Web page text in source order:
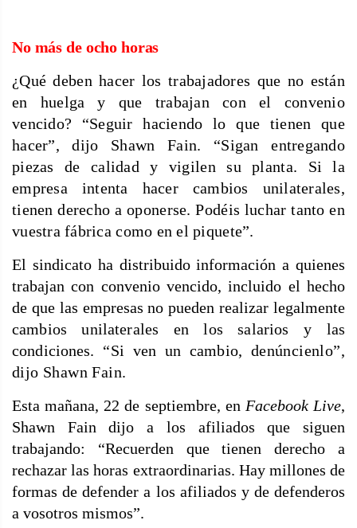
No más de ocho horas
¿Qué deben hacer los trabajadores que no están
en huelga y que trabajan con el convenio
vencido? “Seguir haciendo lo que tienen que
hacer”, dijo Shawn Fain. “Sigan entregando
piezas de calidad y vigilen su planta. Si la
empresa intenta hacer cambios unilaterales,
tienen derecho a oponerse. Podéis luchar tanto en
vuestra fábrica como en el piquete”.
El sindicato ha distribuido información a quienes
trabajan con convenio vencido, incluido el hecho
de que las empresas no pueden realizar legalmente
cambios unilaterales en los salarios y las
condiciones. “Si ven un cambio, denúncienlo”,
dijo Shawn Fain.
Esta mañana, 22 de septiembre, en Facebook Live,
Shawn Fain dijo a los afiliados que siguen
trabajando: “Recuerden que tienen derecho a
rechazar las horas extraordinarias. Hay millones de
formas de defender a los afiliados y de defenderos
a vosotros mismos”.